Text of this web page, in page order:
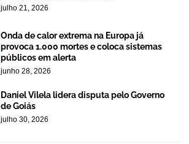
julho 21, 2026
Onda de calor extrema na Europa já
provoca 1.000 mortes e coloca sistemas
públicos em alerta
junho 28, 2026
Daniel Vilela lidera disputa pelo Governo
de Goiás
julho 30, 2026